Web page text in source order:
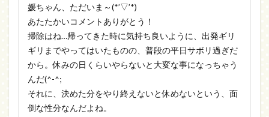
媛ちゃん、ただいま～(*’▽’*)
あたたかいコメントありがとう！
掃除はね…帰ってきた時に気持ち良いように、出発ギリ
ギリまでやってはいたものの、普段の平日サボリ過ぎだ
から。休みの日くらいやらないと大変な事になっちゃう
んだ(^-^;
それに、決めた分をやり終えないと休めないという、面
倒な性分なんだよね。